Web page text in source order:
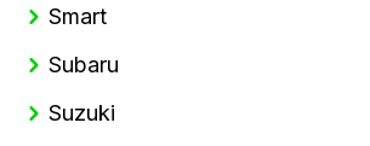
Smart
Subaru
Suzuki